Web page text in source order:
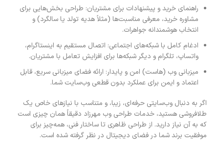
راهنمای خرید و پیشنهادات برای مشتریان: طراحی بخش‌هایی برای
مشاوره خرید، معرفی مناسبت‌ها (مثلاً هدیه تولد یا سالگرد) و
انتخاب هوشمندانه جواهرات.
ادغام کامل با شبکه‌های اجتماعی: اتصال مستقیم به اینستاگرام،
واتساپ، تلگرام و دیگر شبکه‌ها برای افزایش تعامل با مشتریان.
میزبانی وب (هاست) امن و پایدار: ارائه فضای میزبانی سریع، قابل
اعتماد و ایمن برای عملکرد بدون قطعی وب‌سایت شما.
اگر به دنبال وب‌سایتی حرفه‌ای، زیبا، و متناسب با نیازهای خاص یک
طلافروشی هستید، خدمات طراحی وب مهرزاد دقیقاً همان چیزی است
که به آن نیاز دارید. از طراحی ظاهری تا ساختار فنی، همه‌چیز برای
موفقیت برند شما در فضای دیجیتال در نظر گرفته شده است.